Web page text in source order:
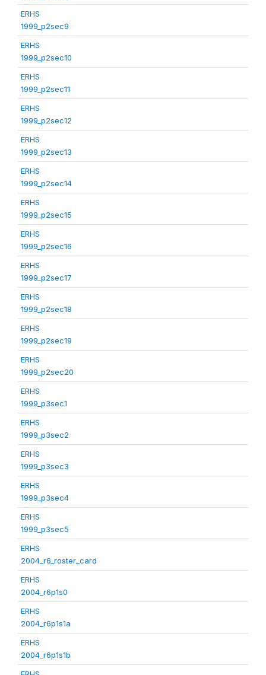
ERHS
1999_p2sec9
ERHS
1999_p2sec10
ERHS
1999_p2sec11
ERHS
1999_p2sec12
ERHS
1999_p2sec13
ERHS
1999_p2sec14
ERHS
1999_p2sec15
ERHS
1999_p2sec16
ERHS
1999_p2sec17
ERHS
1999_p2sec18
ERHS
1999_p2sec19
ERHS
1999_p2sec20
ERHS
1999_p3sec1
ERHS
1999_p3sec2
ERHS
1999_p3sec3
ERHS
1999_p3sec4
ERHS
1999_p3sec5
ERHS
2004_r6_roster_card
ERHS
2004_r6p1s0
ERHS
2004_r6p1s1a
ERHS
2004_r6p1s1b